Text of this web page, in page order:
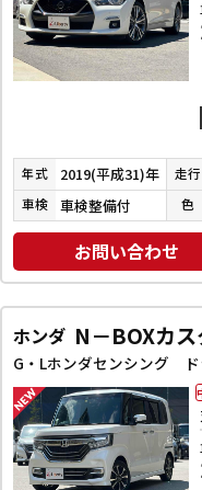
年式 2019(平成31)年 走行
車検 車検整備付 色
お問い合わせ
ホンダ N－BOXカ